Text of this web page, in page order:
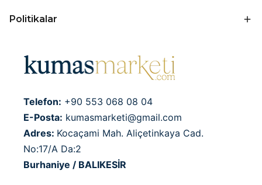
Politikalar
Telefon: +90 553 068 08 04
E-Posta: kumasmarketi@gmail.com
Adres: Kocaçami Mah. Aliçetinkaya Cad.
No:17/A Da:2
Burhaniye / BALIKESİR